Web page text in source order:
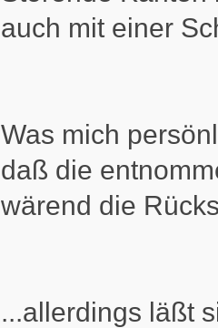
auch mit einer
Was mich
daß die
wärend die
...allerdings läßt